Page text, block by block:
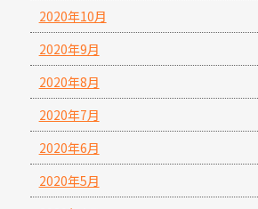
2020年10月
2020年9月
2020年8月
2020年7月
2020年6月
2020年5月